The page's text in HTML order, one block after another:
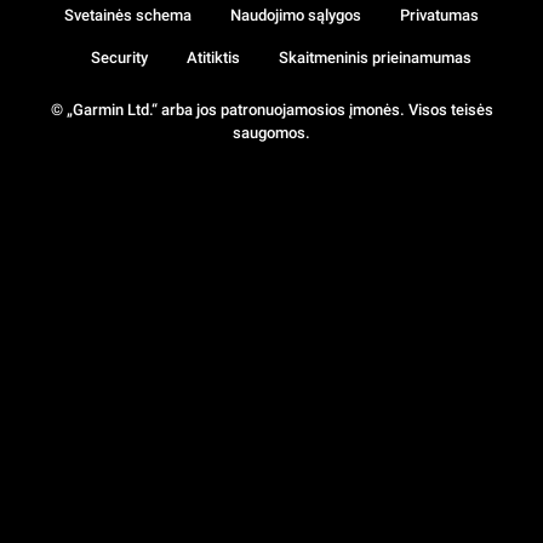
© „Garmin Ltd.“ arba jos patronuojamosios įmonės. Visos teisės
saugomos.
Svetainės schema Naudojimo sąlygos Privatumas
Security Atitiktis Skaitmeninis prieinamumas